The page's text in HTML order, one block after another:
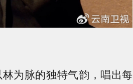
为脉的独特气韵，唱出每